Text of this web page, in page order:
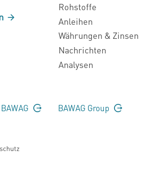
Rohstoffe
Anleihen
Währungen & Zinsen
Nachrichten
Analysen
BAWAG BAWAG Group